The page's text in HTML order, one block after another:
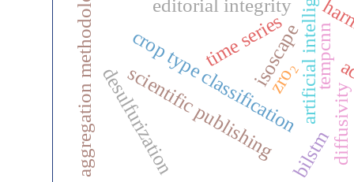
artificial intelligence
scientific publishing
editorial integrity
crop type classification
time series tempcnn
bilstm
desulfurization diffusivity
aggregation methodology isoscape
zro₂